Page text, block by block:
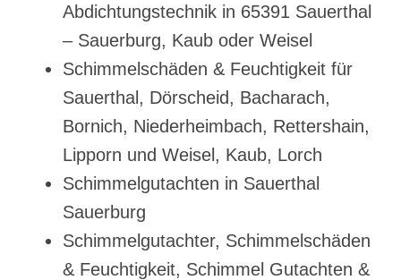
Abdichtungstechnik in 65391 Sauerthal
– Sauerburg, Kaub oder Weisel
Schimmelschäden & Feuchtigkeit für
Sauerthal, Dörscheid, Bacharach,
Bornich, Niederheimbach, Rettershain,
Lipporn und Weisel, Kaub, Lorch
Schimmelgutachten in Sauerthal
Sauerburg
Schimmelgutachter, Schimmelschäden
& Feuchtigkeit, Schimmel Gutachten &